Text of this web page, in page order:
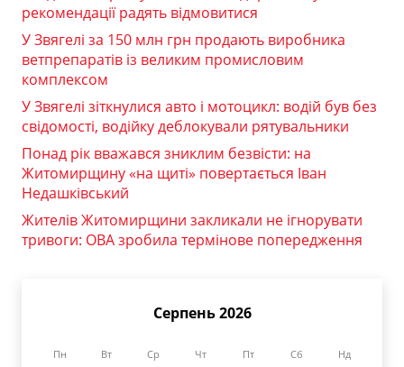
рекомендації радять відмовитися
У Звягелі за 150 млн грн продають виробника
ветпрепаратів із великим промисловим
комплексом
У Звягелі зіткнулися авто і мотоцикл: водій був без
свідомості, водійку деблокували рятувальники
Понад рік вважався зниклим безвісти: на
Житомирщину «на щиті» повертається Іван
Недашківський
Жителів Житомирщини закликали не ігнорувати
тривоги: ОВА зробила термінове попередження
Серпень 2026
Пн Вт Ср Чт Пт Сб Нд